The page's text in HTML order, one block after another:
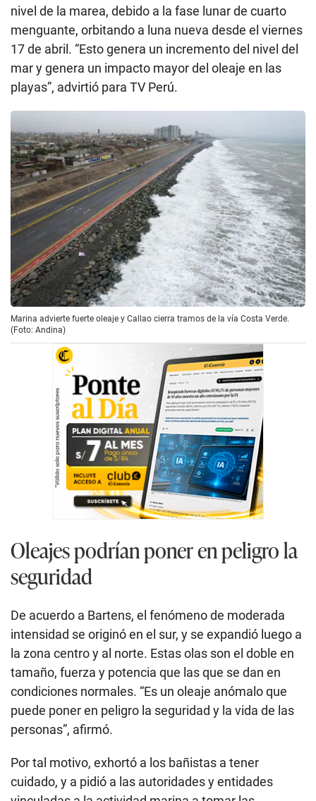
nivel de la marea, debido a la fase lunar de cuarto
menguante, orbitando a luna nueva desde el viernes
17 de abril. “Esto genera un incremento del nivel del
mar y genera un impacto mayor del oleaje en las
playas”, advirtió para TV Perú.
Marina advierte fuerte oleaje y Callao cierra tramos de la vía Costa Verde.
(Foto: Andina)
Oleajes podrían poner en peligro la
seguridad
De acuerdo a Bartens, el fenómeno de moderada
intensidad se originó en el sur, y se expandió luego a
la zona centro y al norte. Estas olas son el doble en
tamaño, fuerza y potencia que las que se dan en
condiciones normales. “Es un oleaje anómalo que
puede poner en peligro la seguridad y la vida de las
personas”, afirmó.
Por tal motivo, exhortó a los bañistas a tener
cuidado, y a pidió a las autoridades y entidades